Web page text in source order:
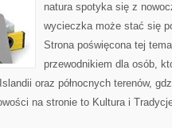
natura spotyka się z
wycieczka może stać się
Strona poświęcona tej
przewodnikiem dla osób,
oraz północnych terenów,
na stronie to Kultura i